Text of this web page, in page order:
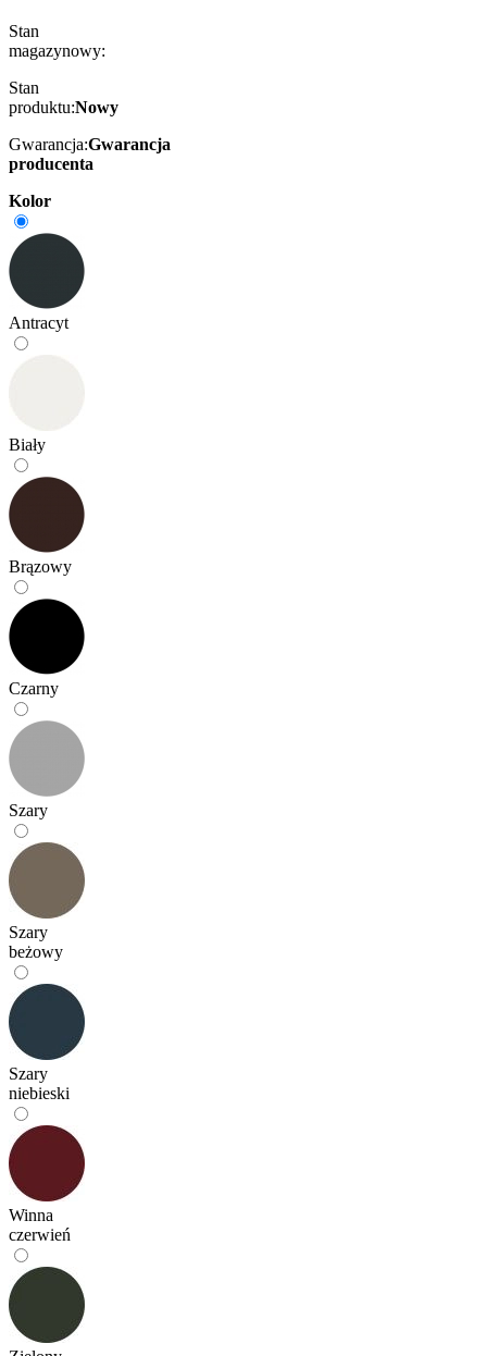
Stan
magazynowy:
Stan
produktu:Nowy
Gwarancja:Gwarancja
producenta
Kolor
Antracyt
Biały
Brązowy
Czarny
Szary
Szary
beżowy
Szary
niebieski
Winna
czerwień